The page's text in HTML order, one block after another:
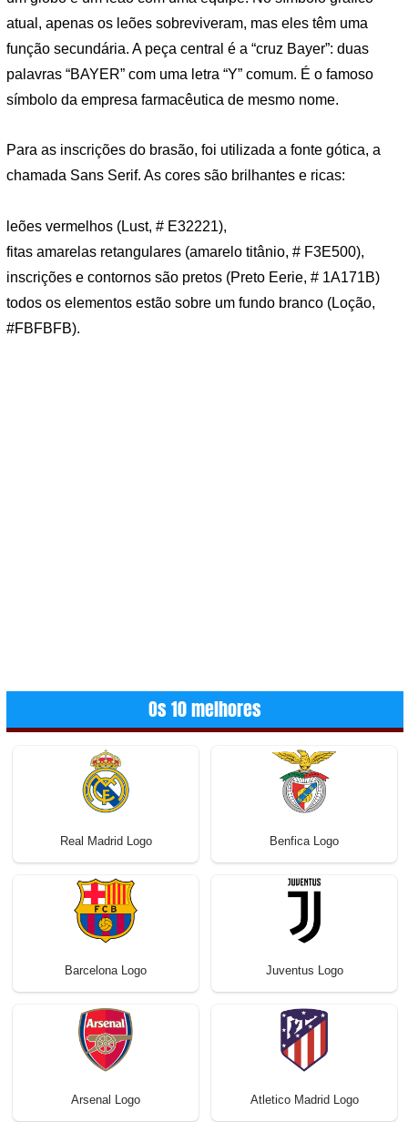
atual, apenas os leões sobreviveram, mas eles têm uma
função secundária. A peça central é a “cruz Bayer”: duas
palavras “BAYER” com uma letra “Y” comum. É o famoso
símbolo da empresa farmacêutica de mesmo nome.
Para as inscrições do brasão, foi utilizada a fonte gótica, a
chamada Sans Serif. As cores são brilhantes e ricas:
leões vermelhos (Lust, # E32221),
fitas amarelas retangulares (amarelo titânio, # F3E500),
inscrições e contornos são pretos (Preto Eerie, # 1A171B)
todos os elementos estão sobre um fundo branco (Loção,
#FBFBFB).
Os 10 melhores
Real Madrid Logo Benfica Logo
Barcelona Logo Juventus Logo
Arsenal Logo Atletico Madrid Logo